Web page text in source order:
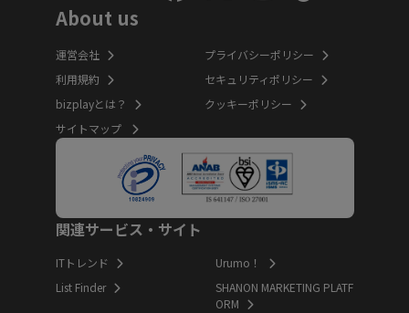
About us
運営会社
利用規約
bizplayとは？
サイトマップ
プライバシーポリシー
セキュリティポリシー
クッキーポリシー
関連サービス・サイト
ITトレンド
List Finder
Urumo！
SHANON MARKETING PLATF
ORM